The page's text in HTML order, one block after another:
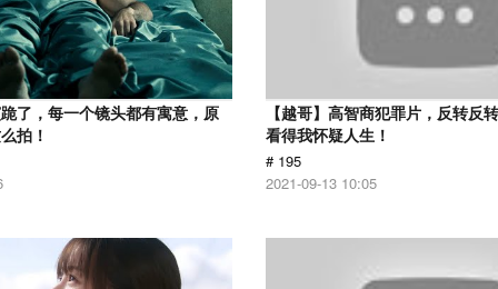
了，每一个镜头都有寓意，原
拍！
【越哥】高智商犯罪片，反转反
看得我怀疑人生！
# 195
2021-09-13 10:05